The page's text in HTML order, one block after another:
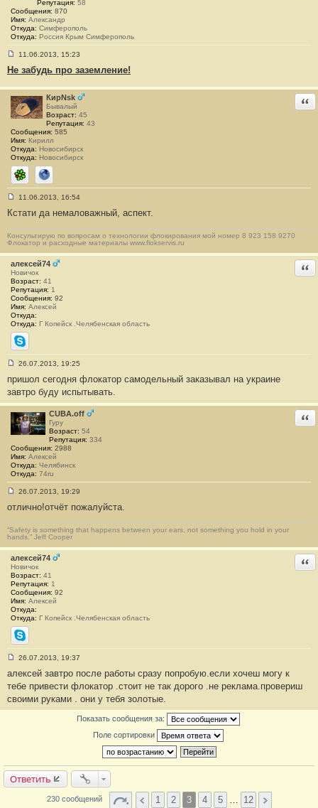
Репутация: 58
Сообщения: 870
Имя: Александр
Откуда: Симферополь
Откуда: Россия Крым Симферополь
о
б
щ
е
н
и
е
#
5
6
11.06.2013, 15:23
Не забудь про заземление!
КирNsk
Бывалый
Возраст: 45
Репутация: 43
Сообщения: 585
Имя: Кирилл
Откуда: Новосибирск
Откуда: Новосибирск
ICQ Сайт
о
б
щ
е
н
и
е
#
5
7
11.06.2013, 16:54
Кстати да немаловажный, аспект.
Консультирую по вопросам о технологии флокирования мой номер 8 923 158 9270
Флокатор и расходные материалы www.flokservis.ru
алексей74
Новичок
Возраст: 41
Репутация: 1
Сообщения: 92
Имя: Алексей
Откуда:
Откуда: Г Копейск .Челябенская область
Skype
о
б
щ
е
н
и
#
5
8
26.07.2013, 19:25
пришол сегодня флокатор самодельный заказывал на украине
завтро буду испытывать.
CUBA.off
Гуру
Возраст: 54
Репутация: 334
Сообщения: 2988
Имя: Алексей
Откуда: Челябинск
Откуда: 74ru
о
б
щ
е
н
и
е
#
5
9
26.07.2013, 19:29
отлично!отчёт пожалуйста.
“Safety is something that happens between your ears, not something you hold in your
hands.” Jeff Cooper
алексей74
Новичок
Возраст: 41
Репутация: 1
Сообщения: 92
Имя: Алексей
Откуда:
Откуда: Г Копейск .Челябенская область
Skype
о
о
б
щ
26.07.2013, 19:37
алексей завтро после работы сразу попробую.если хочеш могу к
тебе привести флокатор .стоит не так дорого .не реклама.провериш
своими руками . они у тебя золотые.
Показать сообщения за:
Поле сортировки
Ответить
230 сообщений 1 2 3 4 5 … 12